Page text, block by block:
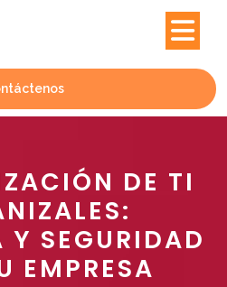
DE TI
SEGURIDAD
EMPRESA